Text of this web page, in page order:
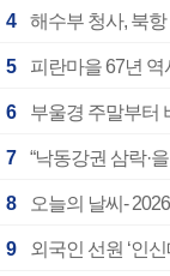
4 해수부 청사, 북
5 피란마을 67년
6 부울경 주말부터
7 “낙동강권 삼락·
8 오늘의 날씨-
9 외국인 선원 ‘인